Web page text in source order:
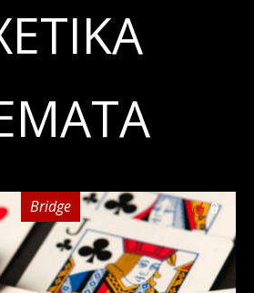
Bridge 0